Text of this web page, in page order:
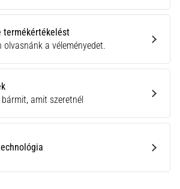
termékértékelést
olvasnánk a véleményedet.
bármit, amit szeretnél